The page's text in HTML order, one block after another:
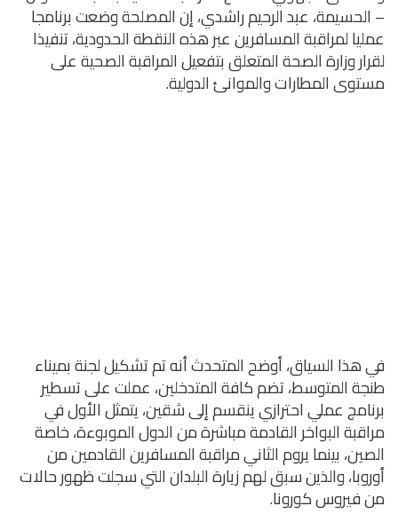
– الحسيمة، عبد الرحيم راشدي، إن المصلحة وضعت برنامجا
عمليا لمراقبة المسافرين عبر هذه النقطة الحدودية، تنفيذا
لقرار وزارة الصحة المتعلق بتفعيل المراقبة الصحية على
مستوى المطارات والموانئ الدولية.
في هذا السياق، أوضح المتحدث أنه تم تشكيل لجنة بميناء
طنجة المتوسط، تضم كافة المتدخلين، عملت على تسطير
برنامج عملي احترازي ينقسم إلى شقين، يتمثل الأول في
مراقبة البواخر القادمة مباشرة من الدول الموبوءة، خاصة
الصين، بينما يروم الثاني مراقبة المسافرين القادمين من
أوروبا، والذين سبق لهم زيارة البلدان التي سجلت ظهور حالات
من فيروس كورونا.